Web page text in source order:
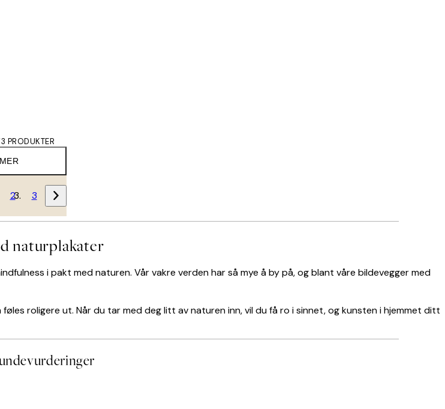
PRODUKTER
2 3
naturplakater
i pakt med naturen. Vår vakre verden har så mye å by på, og blant våre bildevegger med
roligere ut. Når du tar med deg litt av naturen inn, vil du få ro i sinnet, og kunsten i hjemmet ditt